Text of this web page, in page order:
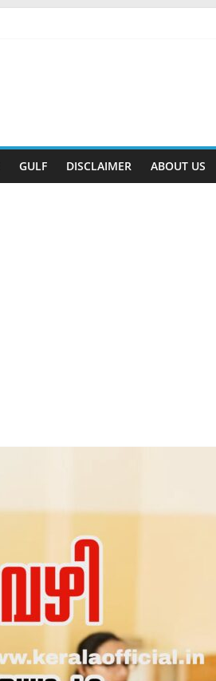
GULF DISCLAIMER ABOUT US